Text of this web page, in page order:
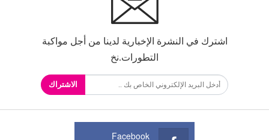
اشترك في النشرة الإخبارية لدينا من أجل مواكبة
التطورات.نخ
الاشتراك
Facebook